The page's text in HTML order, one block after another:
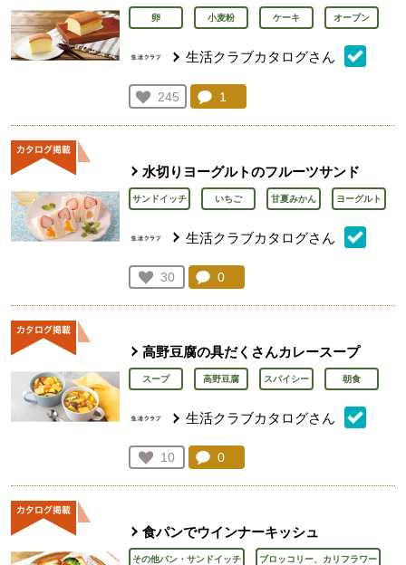
卵 小麦粉 ケーキ オーブン
生活クラブカタログさん
お気に入り登録：
245
人が登録
コメント：
1
水切りヨーグルトのフルーツサンド
サンドイッチ いちご 甘夏みかん ヨーグルト
生活クラブカタログさん
お気に入り登録：
30
人が登録
コメント：
0
高野豆腐の具だくさんカレースープ
スープ 高野豆腐 スパイシー 朝食
生活クラブカタログさん
お気に入り登録：
10
人が登録
コメント：
0
食パンでウインナーキッシュ
その他パン・サンドイッチ ブロッコリー、カリフラワー